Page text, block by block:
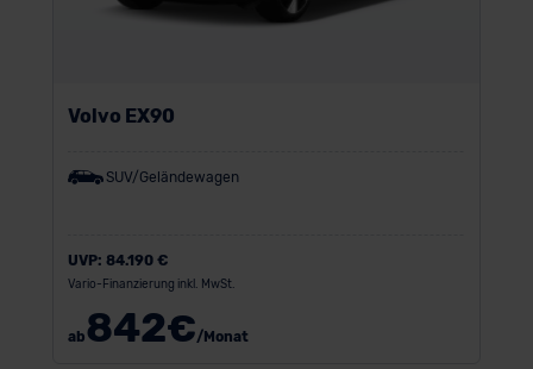
Volvo EX90
SUV/Geländewagen
UVP: 84.190 €
Vario-Finanzierung inkl. MwSt.
ab842€/Monat